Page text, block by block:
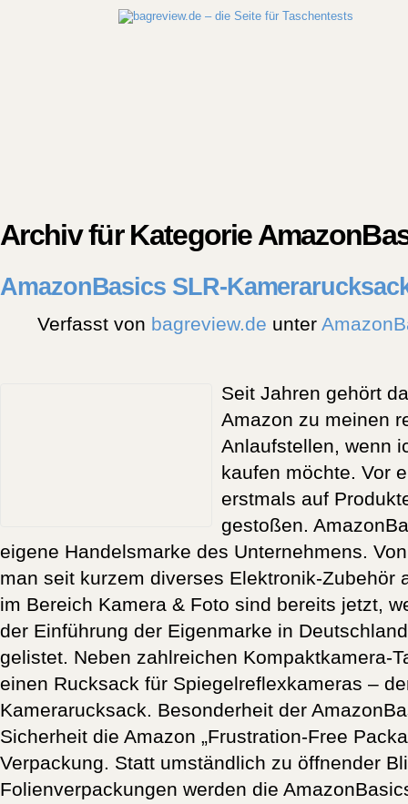
Archiv für Kategorie
AmazonBasics SLR-
Verfasst von bagreview.de unter
Seit Jahren gehört
Amazon zu meinen
Anlaufstellen, wenn
kaufen möchte. Vor
erstmals auf
gestoßen.
eigene Handelsmarke des Unternehmens.
man seit kurzem diverses Elektronik-Zubehör
im Bereich Kamera & Foto sind bereits jetzt,
der Einführung der Eigenmarke in
gelistet. Neben zahlreichen Kompaktkamera-
einen Rucksack für Spiegelreflexkameras –
Kamerarucksack. Besonderheit der
Sicherheit die Amazon „Frustration-Free
Verpackung. Statt umständlich zu öffnender
Folienverpackungen werden die